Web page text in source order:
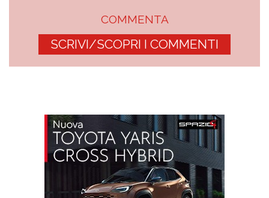
COMMENTA
SCRIVI/SCOPRI I COMMENTI